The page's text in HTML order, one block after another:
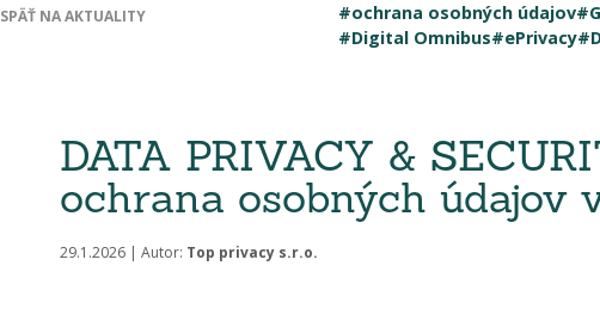
SPÄŤ NA AKTUALITY #ochrana osobných údajov
#Digital Omnibus#ePrivacy
DATA PRIVACY &
ochrana osobných údajov
29.1.2026 | Autor: Top privacy s.r.o.